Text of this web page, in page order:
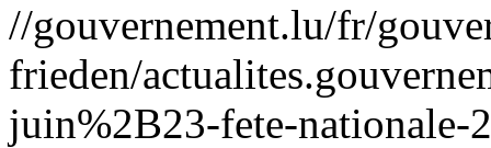
//gouvernement.lu/fr/
frieden/
juin%2B23-fete-nationale-